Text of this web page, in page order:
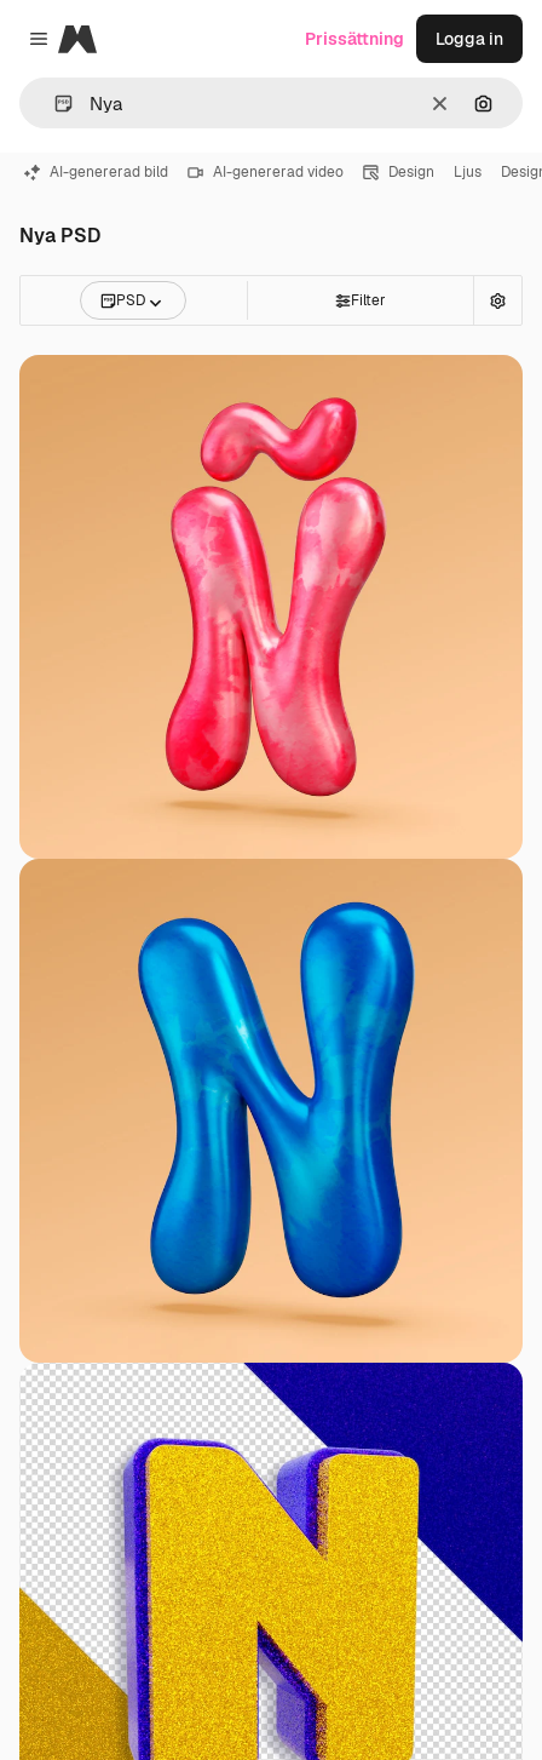
Close menu
Magnific
RensaSök
Prissättning Logga in
AI-genererad bild AI-genererad video Design Ljus
Nya PSD
PSD Filter